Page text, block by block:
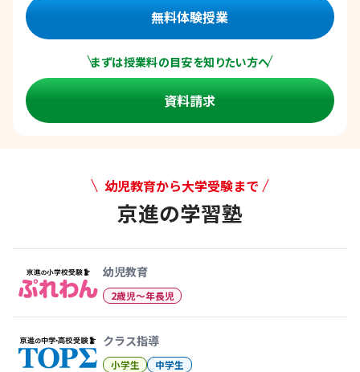
無料体験授業
まずは授業料の目安を知りたい方へ
資料請求
幼児教育から大学受験まで
京進の学習塾
幼児教育
2歳児〜年長児
クラス指導
小学生 中学生